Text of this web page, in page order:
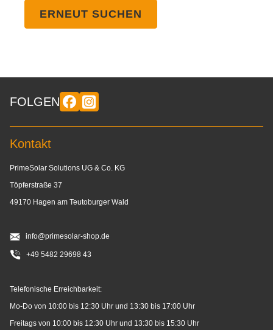
ERNEUT SUCHEN
FOLGEN
Kontakt
PrimeSolar Solutions UG & Co. KG
Töpferstraße 37
49170 Hagen am Teutoburger Wald
info@primesolar-shop.de
+49 5482 29698 43
Telefonische Erreichbarkeit:
Mo-Do von 10:00 bis 12:30 Uhr und 13:30 bis 17:00 Uhr
Freitags von 10:00 bis 12:30 Uhr und 13:30 bis 15:30 Uhr